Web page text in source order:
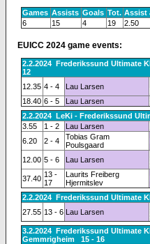
Games Assists Goals Tot. Assist
6
15 4 19 2.50
EUICC 2024 game events:
2.2.2024 Frederikssund Ultimate
12
12.35 4 - 4 Lau Larsen
18.40 6 - 5 Lau Larsen
2.2.2024 LeKi - Frederikssund
3.55
1 - 2 Lau Larsen
6.20
2 - 4
Tobias Gram
Poulsgaard
12.00 5 - 6 Lau Larsen
37.40 13 -
17
Laurits Freiberg
Hjermitslev
2.2.2024 Frederikssund Ultimate
27.55 13 - 6 Lau Larsen
3.2.2024 Frederikssund Ultimate
Gemmrigheim 15 - 16